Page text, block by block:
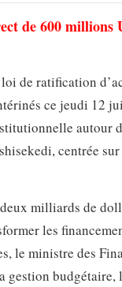
de 600 millions
de ratification
ce jeudi 12
autour
centrée
milliards de
les
le ministre des